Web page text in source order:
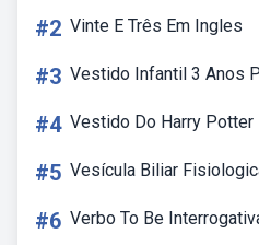
#2 Vinte E Três Em Ingles
#3 Vestido Infantil 3 Anos
#4 Vestido Do Harry Potter
#5 Vesícula Biliar
#6 Verbo To Be